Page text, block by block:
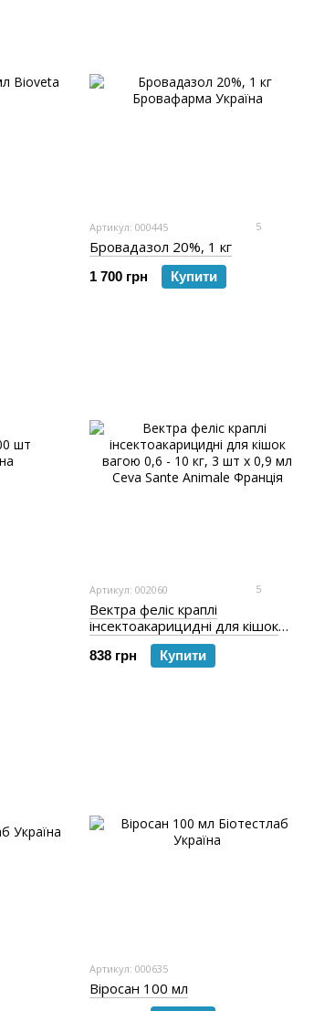
Артикул: 000445 5
Бровадазол 20%, 1 кг
1 700 грн Купити
Артикул: 002060 5
Вектра феліс краплі
інсектоакарицидні для кішок
вагою 0,6 - 10 кг, 3 шт х 0,9 мл
838 грн Купити
Артикул: 000635
Віросан 100 мл